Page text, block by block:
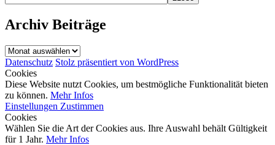
Archiv Beiträge
Archiv
Beiträge
Datenschutz Stolz präsentiert von WordPress
Cookies
Diese Website nutzt Cookies, um bestmögliche Funktionalität bieten
zu können. Mehr Infos
Einstellungen Zustimmen
Cookies
Wählen Sie die Art der Cookies aus. Ihre Auswahl behält Gültigkeit
für 1 Jahr. Mehr Infos